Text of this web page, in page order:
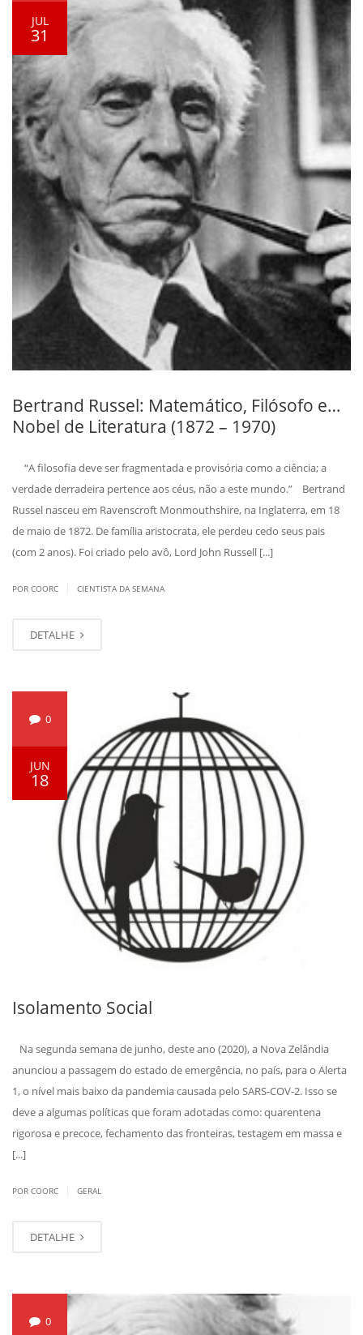
JUL
31
Bertrand Russel: Matemático, Filósofo e…
Nobel de Literatura (1872 – 1970)
“A filosofia deve ser fragmentada e provisória como a ciência; a
verdade derradeira pertence aos céus, não a este mundo.” Bertrand
Russel nasceu em Ravenscroft Monmouthshire, na Inglaterra, em 18
de maio de 1872. De família aristocrata, ele perdeu cedo seus pais
(com 2 anos). Foi criado pelo avô, Lord John Russell [...]
POR COORC CIENTISTA DA SEMANA
DETALHE
0
JUN
18
Isolamento Social
Na segunda semana de junho, deste ano (2020), a Nova Zelândia
anunciou a passagem do estado de emergência, no país, para o Alerta
1, o nível mais baixo da pandemia causada pelo SARS-COV-2. Isso se
deve a algumas políticas que foram adotadas como: quarentena
rigorosa e precoce, fechamento das fronteiras, testagem em massa e
[...]
POR COORC GERAL
DETALHE
0